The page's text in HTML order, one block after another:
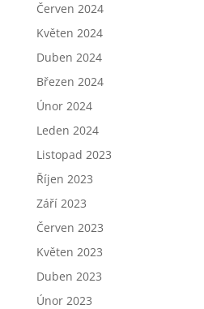
Červen 2024
Květen 2024
Duben 2024
Březen 2024
Únor 2024
Leden 2024
Listopad 2023
Říjen 2023
Září 2023
Červen 2023
Květen 2023
Duben 2023
Únor 2023